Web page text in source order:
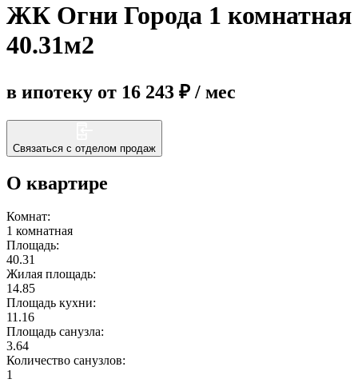
мы в соцсетях
ЖК Огни Города 1 комнатная
40.31м2
в ипотеку от 16 243 ₽ / мес
Связаться с отделом продаж
О квартире
Комнат:
1 комнатная
Площадь:
40.31
Жилая площадь:
14.85
Площадь кухни:
11.16
Площадь санузла:
3.64
Количество санузлов:
1